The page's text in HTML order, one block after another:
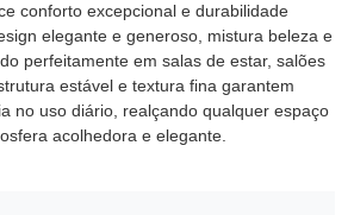
conforto excepcional e durabilidade
elegante e generoso, mistura beleza e
perfeitamente em salas de estar, salões
estável e textura fina garantem
no uso diário, realçando qualquer espaço
acolhedora e elegante.